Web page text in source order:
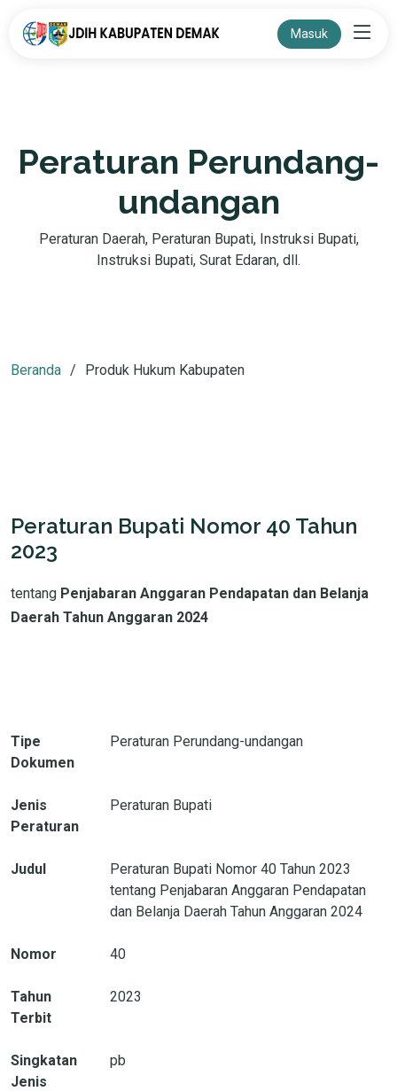
Masuk
Peraturan Perundang-
undangan
Peraturan Daerah, Peraturan Bupati, Instruksi Bupati,
Instruksi Bupati, Surat Edaran, dll.
Beranda Produk Hukum Kabupaten
Peraturan Bupati Nomor 40 Tahun
2023
tentang Penjabaran Anggaran Pendapatan dan Belanja
Daerah Tahun Anggaran 2024
Tipe
Dokumen
Peraturan Perundang-undangan
Jenis
Peraturan
Peraturan Bupati
Judul
Peraturan Bupati Nomor 40 Tahun 2023
tentang Penjabaran Anggaran Pendapatan
dan Belanja Daerah Tahun Anggaran 2024
Nomor 40
Tahun
Terbit
2023
Singkatan
Jenis
pb